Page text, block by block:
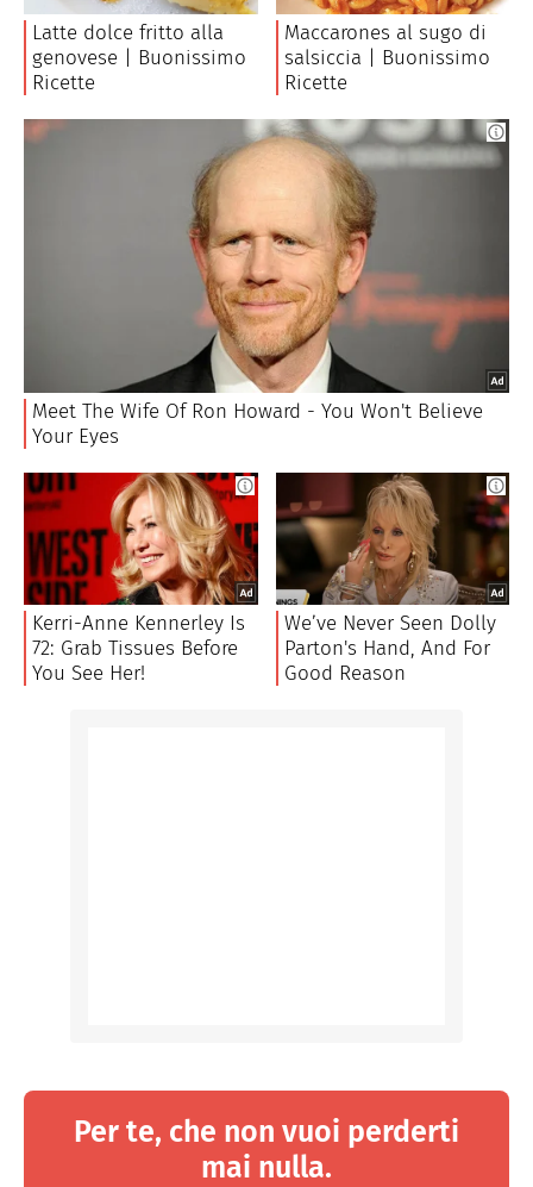
Per te, che non vuoi perderti
mai nulla.